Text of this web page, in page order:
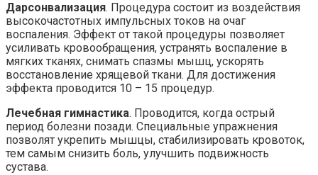
Дарсонвализация. Процедура состоит из воздействия
высокочастотных импульсных токов на очаг
воспаления. Эффект от такой процедуры позволяет
усиливать кровообращения, устранять воспаление в
мягких тканях, снимать спазмы мышц, ускорять
восстановление хрящевой ткани. Для достижения
эффекта проводится 10 – 15 процедур.
Лечебная гимнастика. Проводится, когда острый
период болезни позади. Специальные упражнения
позволят укрепить мышцы, стабилизировать кровоток,
тем самым снизить боль, улучшить подвижность
сустава.